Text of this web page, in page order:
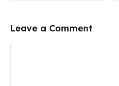
Leave a Comment